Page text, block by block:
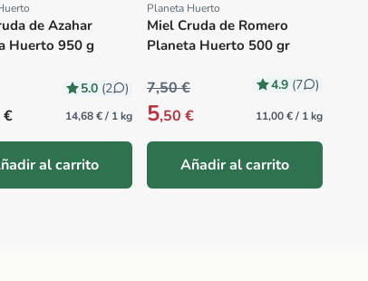
de Azahar
Huerto 950 g
5.0 (2 )
€ 14,68 € / 1 kg
al carrito
Proveedor:
Planeta Huerto
Miel Cruda de Romero
Planeta Huerto 500 gr
4.9 (7 )
7,50 €
5,50 € 11,00 € / 1 kg
Añadir al carrito